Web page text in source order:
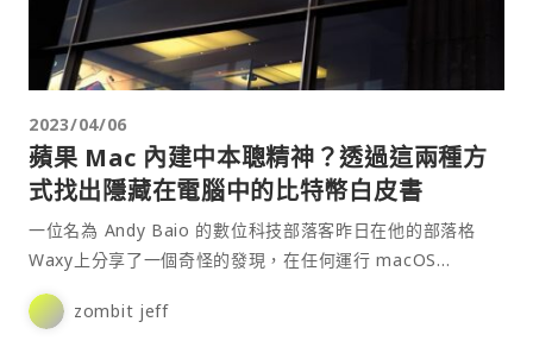
2023/04/06
蘋果 Mac 內建中本聰精神？透過這兩種方
式找出隱藏在電腦中的比特幣白皮書
一位名為 Andy Baio 的數位科技部落客昨日在他的部落格
Waxy上分享了一個奇怪的發現，在任何運行 macOS
Catalina (10.14.0) 或更新版本的 Mac 上竟然都能夠找到比
特幣白皮書的 PDF 檔案，用戶有兩種方式可以找出蘋果⋯
zombit jeff